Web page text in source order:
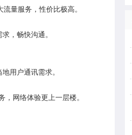
量服务，性价比极高。
，畅快沟通。
用户通讯需求。
网络体验更上一层楼。